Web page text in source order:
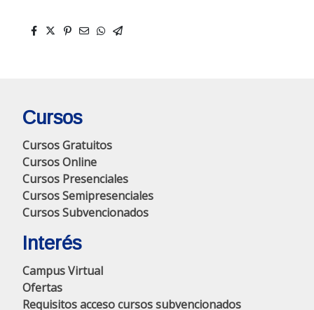
Cursos
Cursos Gratuitos
Cursos Online
Cursos Presenciales
Cursos Semipresenciales
Cursos Subvencionados
Interés
Campus Virtual
Ofertas
Requisitos acceso cursos subvencionados